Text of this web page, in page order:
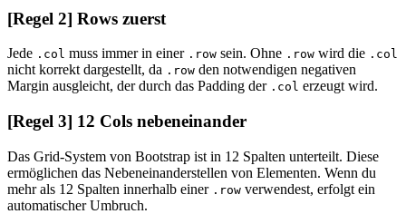
[Regel 2] Rows zuerst
Jede .col muss immer in einer .row sein. Ohne .row wird die .col
nicht korrekt dargestellt, da .row den notwendigen negativen
Margin ausgleicht, der durch das Padding der .col erzeugt wird.
[Regel 3] 12 Cols nebeneinander
Das Grid-System von Bootstrap ist in 12 Spalten unterteilt. Diese
ermöglichen das Nebeneinanderstellen von Elementen. Wenn du
mehr als 12 Spalten innerhalb einer .row verwendest, erfolgt ein
automatischer Umbruch.